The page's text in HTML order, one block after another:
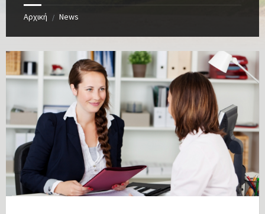
Αρχική / News